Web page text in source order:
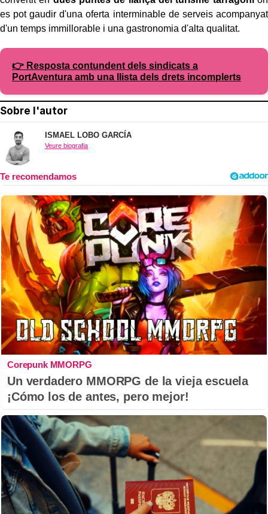
es pot gaudir d'una oferta interminable de serveis acompanyat
d'un temps immillorable i una gastronomia d'alta qualitat.
👉 Resposta contundent dels sindicats a
PortAventura amb una llista dels drets incomplerts
Sobre l'autor
ISMAEL LOBO GARCÍA
Veure biografia
Corepunk MMORPG
Un verdadero MMORPG de la vieja escuela
¡Cómo los de antes, pero mejor!